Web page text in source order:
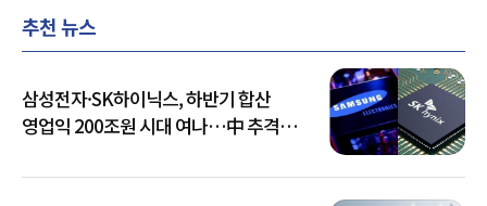
추천 뉴스
삼성전자·SK하이닉스, 하반기 합산
영업익 200조원 시대 여나…中 추격은